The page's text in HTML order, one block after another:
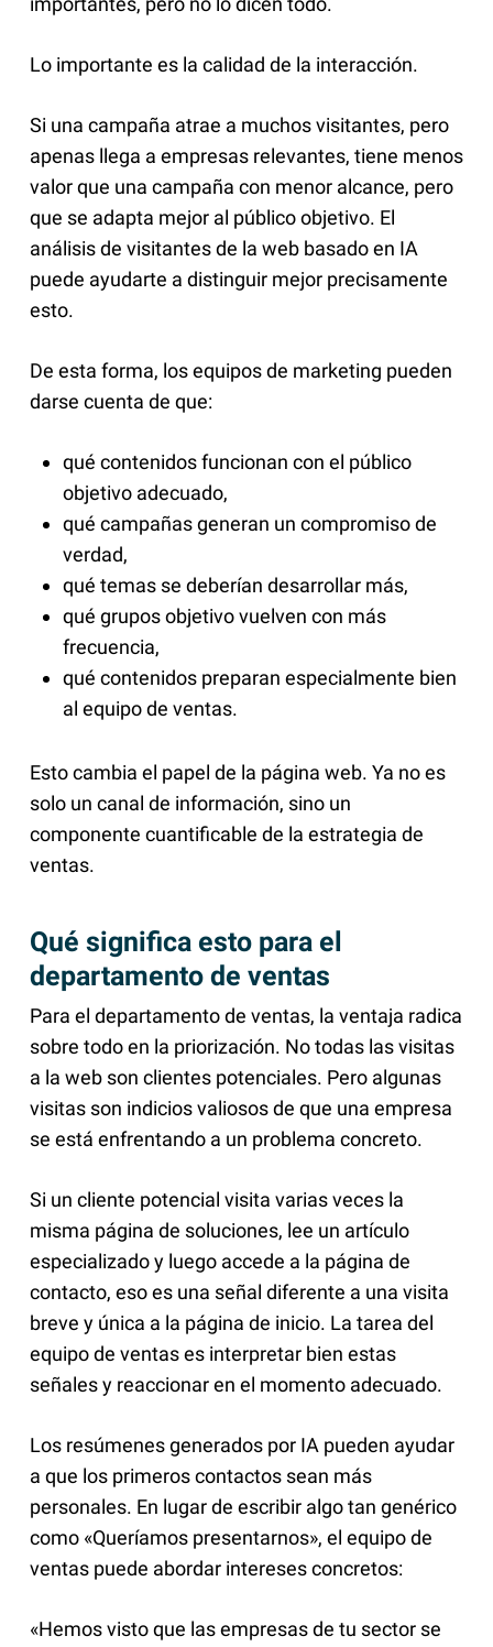
Lo importante es la calidad de la interacción.
Si una campaña atrae a muchos visitantes, pero
apenas llega a empresas relevantes, tiene menos
valor que una campaña con menor alcance, pero
que se adapta mejor al público objetivo. El
análisis de visitantes de la web basado en IA
puede ayudarte a distinguir mejor precisamente
esto.
De esta forma, los equipos de marketing pueden
darse cuenta de que:
qué contenidos funcionan con el público
objetivo adecuado,
qué campañas generan un compromiso de
verdad,
qué temas se deberían desarrollar más,
qué grupos objetivo vuelven con más
frecuencia,
qué contenidos preparan especialmente bien
al equipo de ventas.
Esto cambia el papel de la página web. Ya no es
solo un canal de información, sino un
componente cuantificable de la estrategia de
ventas.
Qué significa esto para el
departamento de ventas
Para el departamento de ventas, la ventaja radica
sobre todo en la priorización. No todas las visitas
a la web son clientes potenciales. Pero algunas
visitas son indicios valiosos de que una empresa
se está enfrentando a un problema concreto.
Si un cliente potencial visita varias veces la
misma página de soluciones, lee un artículo
especializado y luego accede a la página de
contacto, eso es una señal diferente a una visita
breve y única a la página de inicio. La tarea del
equipo de ventas es interpretar bien estas
señales y reaccionar en el momento adecuado.
Los resúmenes generados por IA pueden ayudar
a que los primeros contactos sean más
personales. En lugar de escribir algo tan genérico
como «Queríamos presentarnos», el equipo de
ventas puede abordar intereses concretos:
«Hemos visto que las empresas de tu sector se